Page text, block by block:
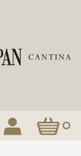
Mein 0